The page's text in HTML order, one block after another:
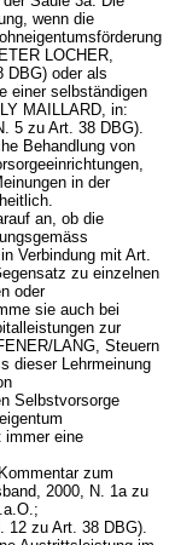
wenn die
LOCHER,
DBG) oder als
einer selbständigen
MAILLARD, in:
5 zu Art. 38 DBG).
Behandlung von
in der
an, ob die
Verbindung mit Art.
zu einzelnen
oder
sie auch bei
zur
LANG, Steuern
dieser Lehrmeinung
Selbstvorsorge
immer eine
zum
2000, N. 1a zu
12 zu Art. 38 DBG).